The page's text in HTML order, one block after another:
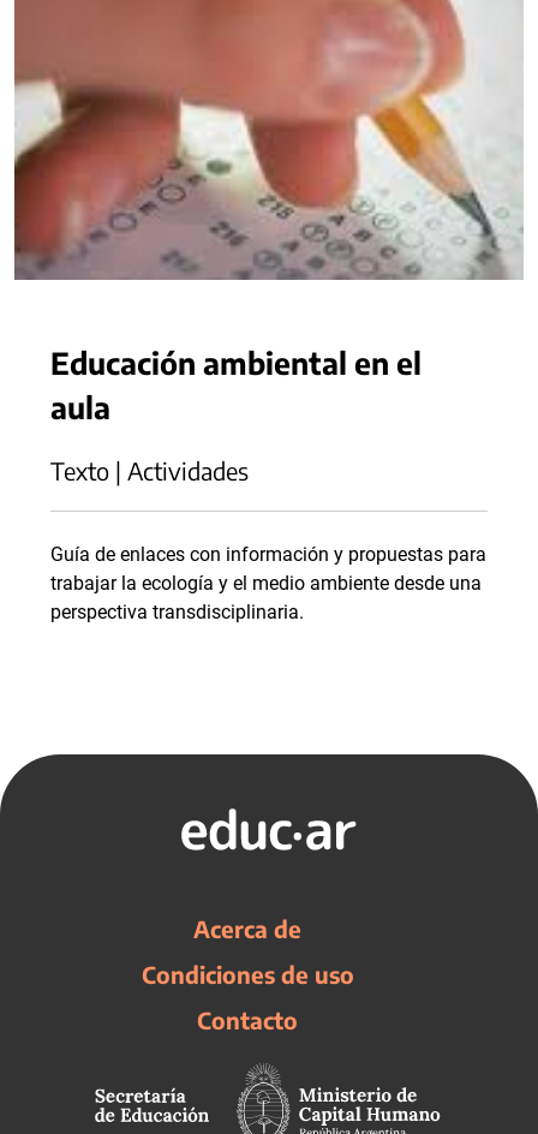
Educación ambiental en el
aula
Texto | Actividades
Guía de enlaces con información y propuestas para
trabajar la ecología y el medio ambiente desde una
perspectiva transdisciplinaria.
Acerca de
Condiciones de uso
Contacto